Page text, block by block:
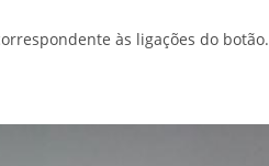
às ligações do botão.